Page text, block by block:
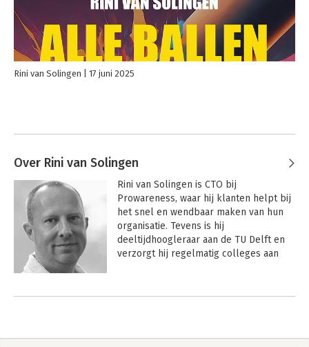
Rini van Solingen 17 juni 2025
Over Rini van Solingen
Rini van Solingen is CTO bij
Prowareness, waar hij klanten helpt bij
het snel en wendbaar maken van hun
organisatie. Tevens is hij
deeltijdhoogleraar aan de TU Delft en
verzorgt hij regelmatig colleges aan
de TU Delft en is gepromoveerd in de
expertise is snelheid en wendbaarheid
Andere boeken door Rini van